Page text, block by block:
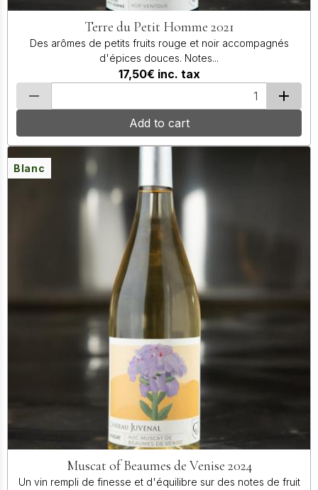
Terre du Petit Homme 2021
Des arômes de petits fruits rouge et noir accompagnés
d'épices douces. Notes...
17,50€ inc. tax
Add to cart
Blanc
Muscat of Beaumes de Venise 2024
Un vin rempli de finesse et d'équilibre sur des notes de fruit